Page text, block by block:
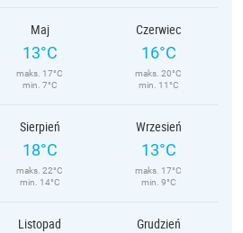
Maj
13°C
maks. 17°C
min. 7°C
Czerwiec
16°C
maks. 20°C
min. 11°C
Sierpień
18°C
maks. 22°C
min. 14°C
Wrzesień
13°C
maks. 17°C
min. 9°C
Listopad Grudzień